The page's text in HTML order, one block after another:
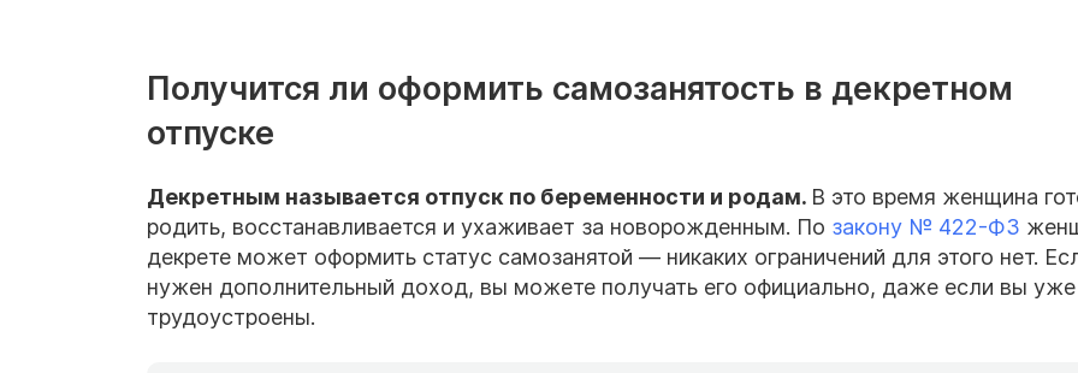
Получится ли оформить самозанятость в декретном
отпуске
Декретным называется отпуск по беременности и родам. В это время женщина
родить, восстанавливается и ухаживает за новорожденным. По закону № 422-ФЗ
декрете может оформить статус самозанятой — никаких ограничений для этого нет.
нужен дополнительный доход, вы можете получать его официально, даже если вы уже
трудоустроены.